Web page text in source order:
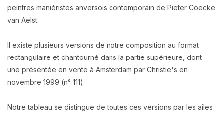
peintres maniéristes anversois contemporain de Pieter Coecke
van Aelst.
Il existe plusieurs versions de notre composition au format
rectangulaire et chantourné dans la partie supérieure, dont
une présentée en vente à Amsterdam par Christie's en
novembre 1999 (n° 111).
Notre tableau se distingue de toutes ces versions par les ailes